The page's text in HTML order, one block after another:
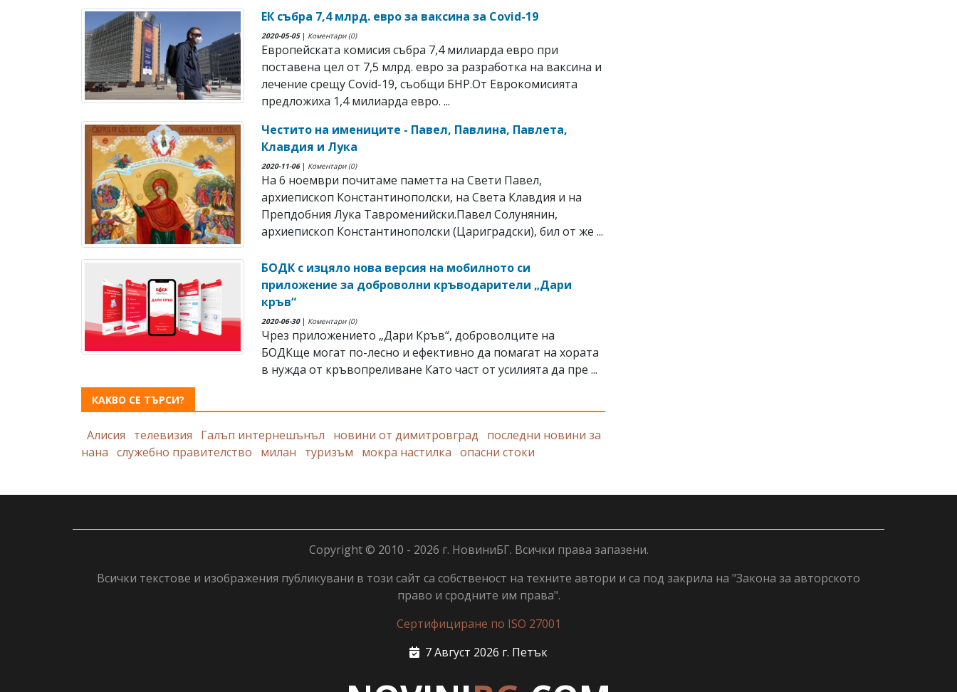
ЕК събра 7,4 млрд. евро за ваксина за Covid-19
2020-05-05| Коментари (0)
Европейската комисия събра 7,4 милиарда евро при
поставена цел от 7,5 млрд. евро за разработка на ваксина и
лечение срещу Covid-19, съобщи БНР.От Еврокомисията
предложиха 1,4 милиарда евро. ...
Честито на имениците - Павел, Павлина, Павлета,
Клавдия и Лука
2020-11-06| Коментари (0)
На 6 ноември почитаме паметта на Свети Павел,
архиепископ Константинополски, на Света Клавдия и на
Препдобния Лука Тавроменийски.Павел Солунянин,
архиепископ Константинополски (Цариградски), бил от же ...
БОДК с изцяло нова версия на мобилното си
приложение за доброволни кръводарители „Дари
кръв“
2020-06-30| Коментари (0)
Чрез приложението „Дари Кръв“, доброволците на
БОДКще могат по-лесно и ефективно да помагат на хората
в нужда от кръвопреливане Като част от усилията да пре ...
КАКВО СЕ ТЪРСИ?
Алисия телевизия Галъп интернешънъл новини от димитровград
последни новини за
нана служебно правителство милан туризъм мокра настилка опасни стоки
Copyright © 2010 - 2026 г. НовиниБГ. Всички права запазени.
Всички текстове и изображения публикувани в този сайт са собственост на техните автори и са под закрила на "Закона за авторското
право и сродните им права".
Сертифициране по ISO 27001
7 Август 2026 г. Петък